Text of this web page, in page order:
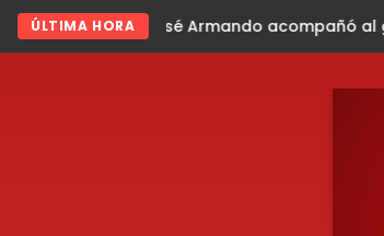
ÚLTIMA HORA
Armando acompañó al gobernador en gira